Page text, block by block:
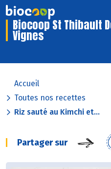
Biocoop St Thibault
Vignes
Accueil
Toutes nos recettes
Riz sauté au Kimchi et...
Partager sur